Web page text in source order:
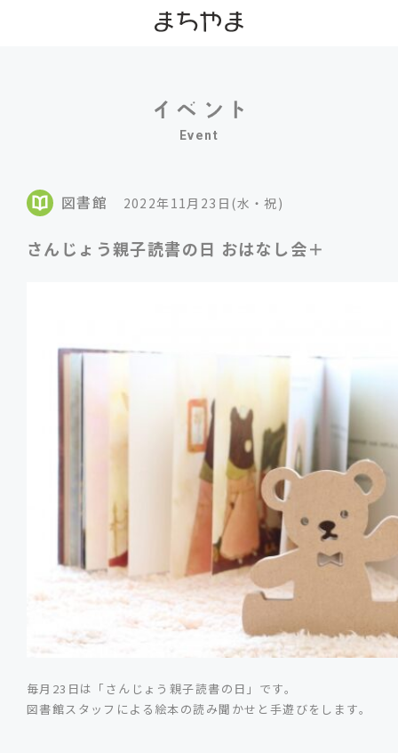
Event
図書館 2022年11月23日(水・祝)
さんじょう親子読書の日 おはなし会＋
毎月23日は「さんじょう親子読書の日」です。
図書館スタッフによる絵本の読み聞かせと手遊びをします。